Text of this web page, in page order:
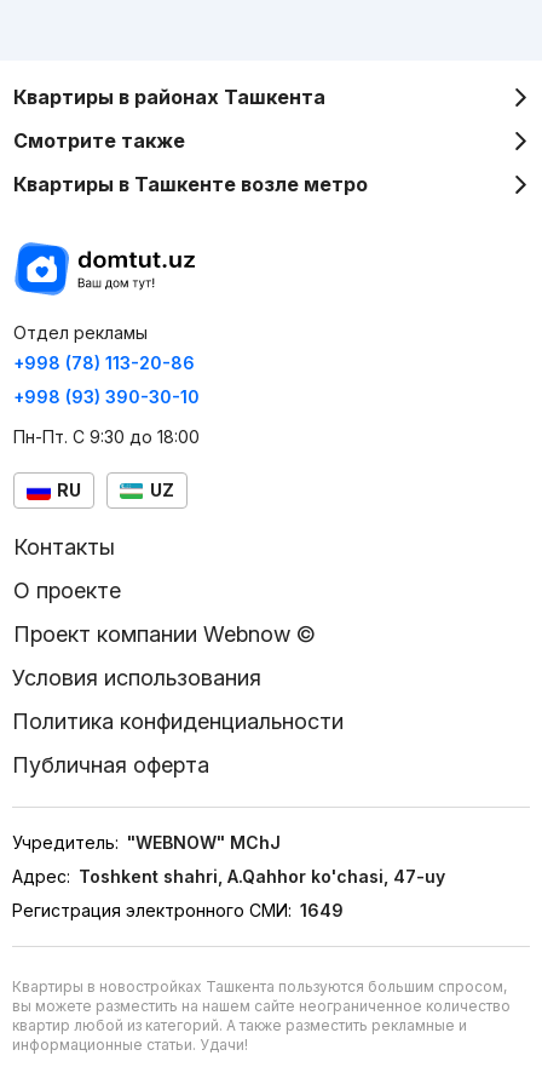
Квартиры в районах Ташкента
Смотрите также
Квартиры в Ташкенте возле метро
Отдел рекламы
+998 (78) 113-20-86
+998 (93) 390-30-10
Пн-Пт. С 9:30 до 18:00
RU UZ
Контакты
О проекте
Проект компании Webnow ©
Условия использования
Политика конфиденциальности
Публичная оферта
Учредитель: "WEBNOW" MChJ
Адрес: Toshkent shahri, A.Qahhor ko'chasi, 47-uy
Регистрация электронного СМИ: 1649
Квартиры в новостройках Ташкента пользуются большим спросом,
вы можете разместить на нашем сайте неограниченное количество
квартир любой из категорий. А также разместить рекламные и
информационные статьи. Удачи!